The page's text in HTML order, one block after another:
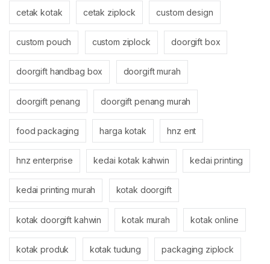
cetak kotak cetak ziplock custom design
custom pouch custom ziplock doorgift box
doorgift handbag box doorgift murah
doorgift penang doorgift penang murah
food packaging harga kotak hnz ent
hnz enterprise kedai kotak kahwin kedai printing
kedai printing murah kotak doorgift
kotak doorgift kahwin kotak murah kotak online
kotak produk kotak tudung packaging ziplock